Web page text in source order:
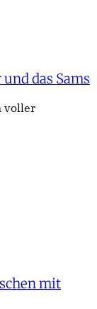
das Sams
voller
mit